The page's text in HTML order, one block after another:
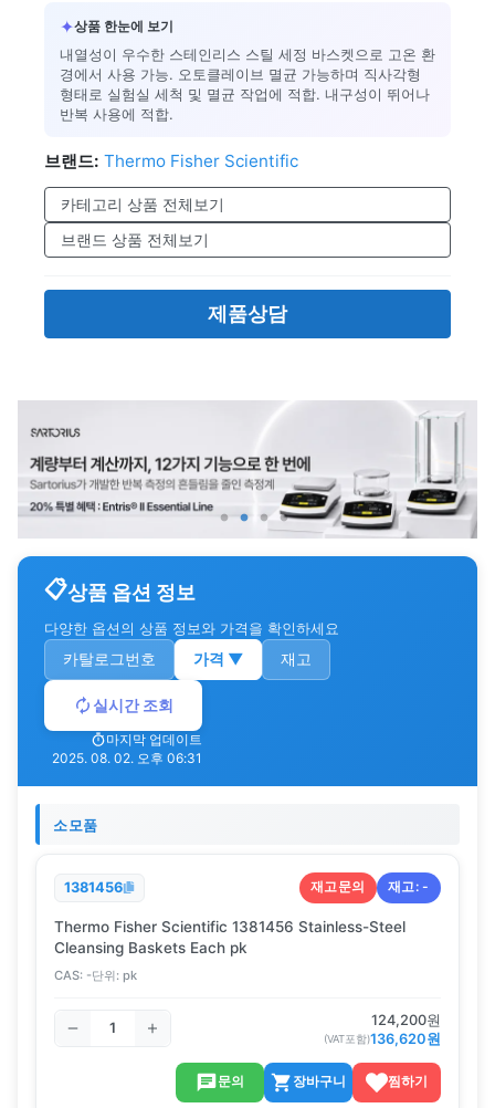
✦상품 한눈에 보기
내열성이 우수한 스테인리스 스틸 세정 바스켓으로 고온 환
경에서 사용 가능. 오토클레이브 멸균 가능하며 직사각형
형태로 실험실 세척 및 멸균 작업에 적합. 내구성이 뛰어나
반복 사용에 적합.
브랜드: Thermo Fisher Scientific
카테고리 상품 전체보기
브랜드 상품 전체보기
제품상담
상품 옵션 정보
다양한 옵션의 상품 정보와 가격을 확인하세요
카탈로그번호 가격 ▼ 재고
실시간 조회
마지막 업데이트
2025. 08. 02. 오후 06:31
소모품
1381456 재고문의 재고:-
Thermo Fisher Scientific 1381456 Stainless-Steel
Cleansing Baskets Each pk
CAS: -단위: pk
124,200원
(VAT포함)136,620원
문의 장바구니 찜하기